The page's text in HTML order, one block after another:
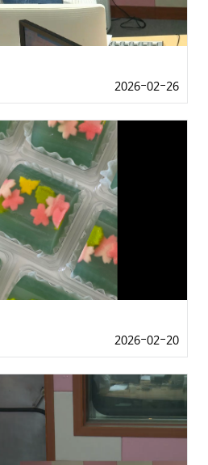
2026-02-26
2026-02-20